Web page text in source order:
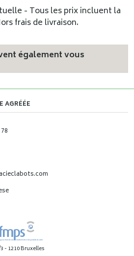
- Tous les prix incluent la
frais de livraison.
également vous
AGRÉÉE
- 1210 Bruxelles